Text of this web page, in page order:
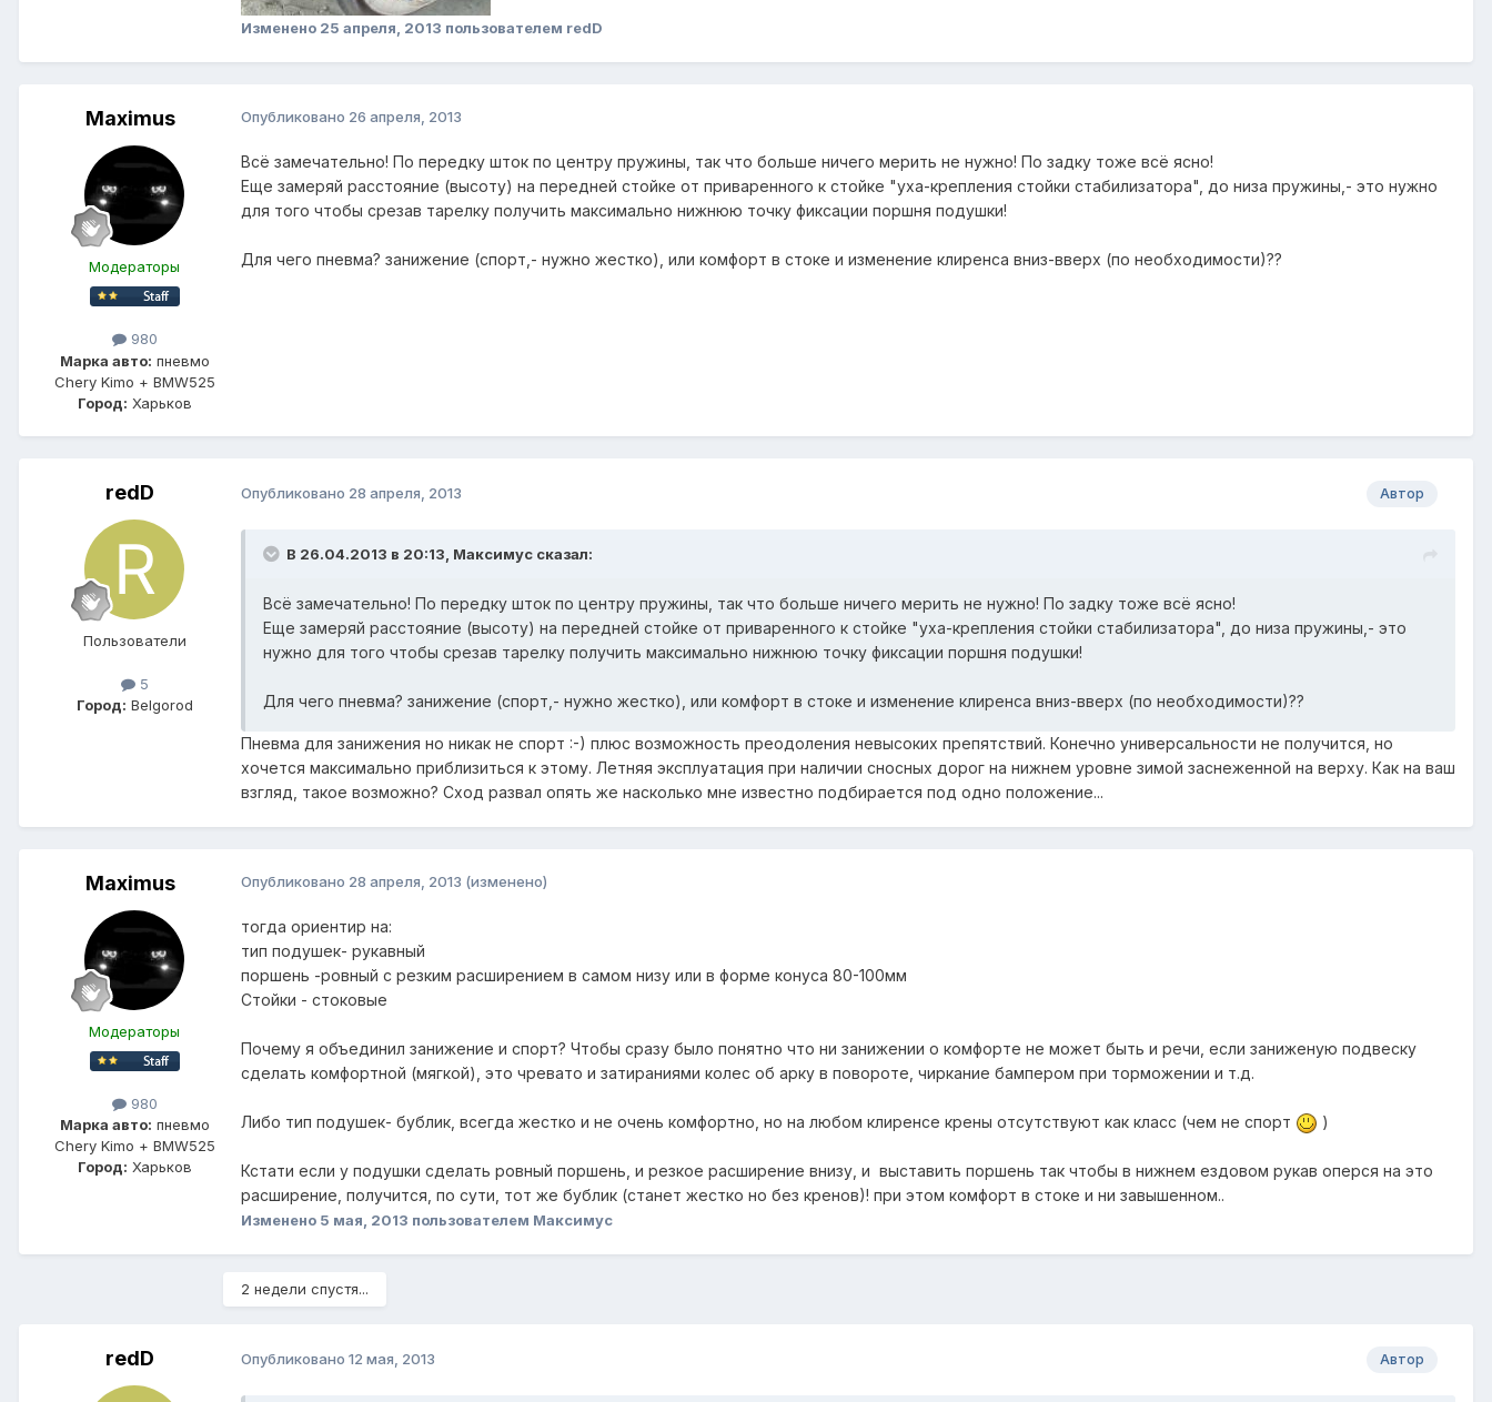
Изменено 25 апреля, 2013 пользователем redD
Maximus
Модераторы
980
Марка авто: пневмо
Chery Kimo + BMW525
Город: Харьков
Опубликовано 26 апреля, 2013
Всё замечательно! По передку шток по центру пружины, так что больше ничего мерить не нужно! По задку тоже всё ясно!
Еще замеряй расстояние (высоту) на передней стойке от приваренного к стойке "уха-крепления стойки стабилизатора", до низа пружины,- это нужно
для того чтобы срезав тарелку получить максимально нижнюю точку фиксации поршня подушки!
Для чего пневма? занижение (спорт,- нужно жестко), или комфорт в стоке и изменение клиренса вниз-вверх (по необходимости)??
redD
Пользователи
5
Город: Belgorod
Автор
Опубликовано 28 апреля, 2013
В 26.04.2013 в 20:13, Максимус сказал:
Всё замечательно! По передку шток по центру пружины, так что больше ничего мерить не нужно! По задку тоже всё ясно!
Еще замеряй расстояние (высоту) на передней стойке от приваренного к стойке "уха-крепления стойки стабилизатора", до низа пружины,- это
нужно для того чтобы срезав тарелку получить максимально нижнюю точку фиксации поршня подушки!
Для чего пневма? занижение (спорт,- нужно жестко), или комфорт в стоке и изменение клиренса вниз-вверх (по необходимости)??
Пневма для занижения но никак не спорт :-) плюс возможность преодоления невысоких препятствий. Конечно универсальности не получится, но
хочется максимально приблизиться к этому. Летняя эксплуатация при наличии сносных дорог на нижнем уровне зимой заснеженной на верху. Как на ваш
взгляд, такое возможно? Сход развал опять же насколько мне известно подбирается под одно положение...
Maximus
Модераторы
980
Марка авто: пневмо
Chery Kimo + BMW525
Город: Харьков
Опубликовано 28 апреля, 2013 (изменено)
тогда ориентир на:
тип подушек- рукавный
поршень -ровный с резким расширением в самом низу или в форме конуса 80-100мм
Стойки - стоковые
Почему я объединил занижение и спорт? Чтобы сразу было понятно что ни занижении о комфорте не может быть и речи, если заниженую подвеску
сделать комфортной (мягкой), это чревато и затираниями колес об арку в повороте, чиркание бампером при торможении и т.д.
Либо тип подушек- бублик, всегда жестко и не очень комфортно, но на любом клиренсе крены отсутствуют как класс (чем не спорт )
Кстати если у подушки сделать ровный поршень, и резкое расширение внизу, и выставить поршень так чтобы в нижнем ездовом рукав оперся на это
расширение, получится, по сути, тот же бублик (станет жестко но без кренов)! при этом комфорт в стоке и ни завышенном..
Изменено 5 мая, 2013 пользователем Максимус
2 недели спустя...
redD Автор
Опубликовано 12 мая, 2013